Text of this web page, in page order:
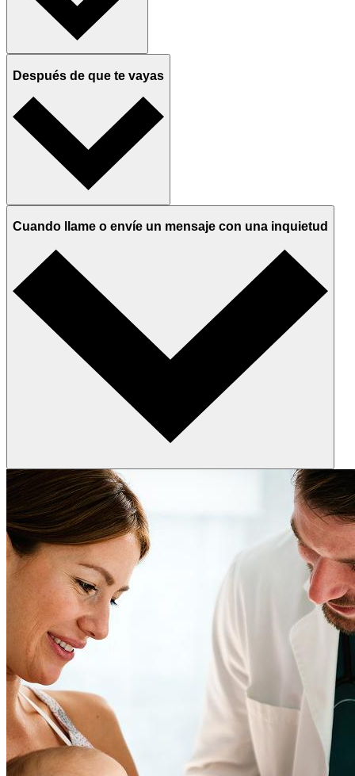
Después de que te vayas
Cuando llame o envíe un mensaje con una inquietud